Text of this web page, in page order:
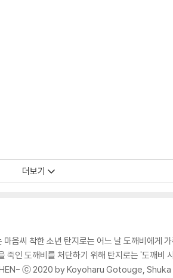
더보기
마음씨 착한 소년 탄지로는 어느 날 도깨비에게
죽인 도깨비를 처단하기 위해 탄지로는 '도깨
HEN- ⓒ 2020 by Koyoharu Gotouge,